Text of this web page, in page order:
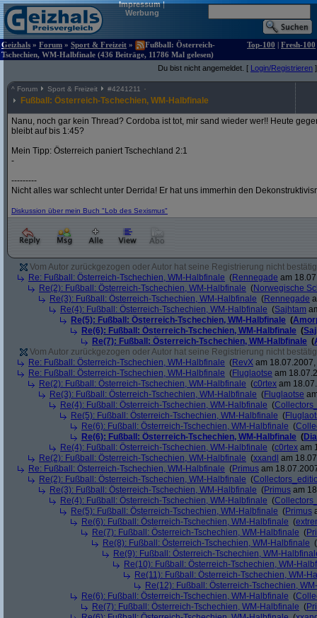
Impressum|
Werbung
Geizhals » Forum » Sport & Freizeit »
Fußball: Österreich-
Tschechien, WM-Halbfinale (436 Beiträge, 11786 Mal gelesen)
Top-100 | Fresh-100
Du bist nicht angemeldet. [ Login/Registrieren ]
^ Forum Sport & Freizeit #4241211
Fußball: Österreich-Tschechien, WM-Halbfinale
Nanu, noch gar kein Thread? Cordoba ist tot, mir sand wieder wer!! Heute
bleibt auf bis 1:45?
Mein Tipp: Österreich paniert Tschechland 2:1
-
---------
Nicht alles war schlecht unter Derrida! Er hat uns immerhin den
Diskussion über mein Buch "Lob des Sexismus"
Vom Autor zurückgezogen oder Autor hat seine Registrierung nicht
Re: Fußball: Österreich-Tschechien, WM-Halbfinale (Rennegade am
Re(2): Fußball: Österreich-Tschechien, WM-Halbfinale (Norwegische
Re(3): Fußball: Österreich-Tschechien, WM-Halbfinale (Rennegade
Re(4): Fußball: Österreich-Tschechien, WM-Halbfinale (Sajhtam
Re(5): Fußball: Österreich-Tschechien, WM-Halbfinale (
Re(6): Fußball: Österreich-Tschechien, WM-Halbfinale (
Re(7): Fußball: Österreich-Tschechien, WM-Halbfinale (
Vom Autor zurückgezogen oder Autor hat seine Registrierung nicht
Re: Fußball: Österreich-Tschechien, WM-Halbfinale (RevX am
Re: Fußball: Österreich-Tschechien, WM-Halbfinale (Fluglaotse am
Re(2): Fußball: Österreich-Tschechien, WM-Halbfinale (c0rtex am
Re(3): Fußball: Österreich-Tschechien, WM-Halbfinale (Fluglaotse
Re(4): Fußball: Österreich-Tschechien, WM-Halbfinale (
Re(5): Fußball: Österreich-Tschechien, WM-Halbfinale (
Re(6): Fußball: Österreich-Tschechien, WM-Halbfinale (
Re(6): Fußball: Österreich-Tschechien, WM-Halbfinale (
Re(4): Fußball: Österreich-Tschechien, WM-Halbfinale (c0rtex am
Re(2): Fußball: Österreich-Tschechien, WM-Halbfinale (xxandl am
Re: Fußball: Österreich-Tschechien, WM-Halbfinale (Primus am
Re(2): Fußball: Österreich-Tschechien, WM-Halbfinale (
Re(3): Fußball: Österreich-Tschechien, WM-Halbfinale (Primus am
Re(4): Fußball: Österreich-Tschechien, WM-Halbfinale (
Re(5): Fußball: Österreich-Tschechien, WM-Halbfinale (Primus
Re(6): Fußball: Österreich-Tschechien, WM-Halbfinale (
Re(7): Fußball: Österreich-Tschechien, WM-Halbfinale (
Re(8): Fußball: Österreich-Tschechien, WM-Halbfinale (
Re(9): Fußball: Österreich-Tschechien, WM-
Re(10): Fußball: Österreich-Tschechien, WM-
Re(11): Fußball: Österreich-Tschechien, WM-
Re(12): Fußball: Österreich-Tschechien,
Re(6): Fußball: Österreich-Tschechien, WM-Halbfinale (
Re(7): Fußball: Österreich-Tschechien, WM-Halbfinale (